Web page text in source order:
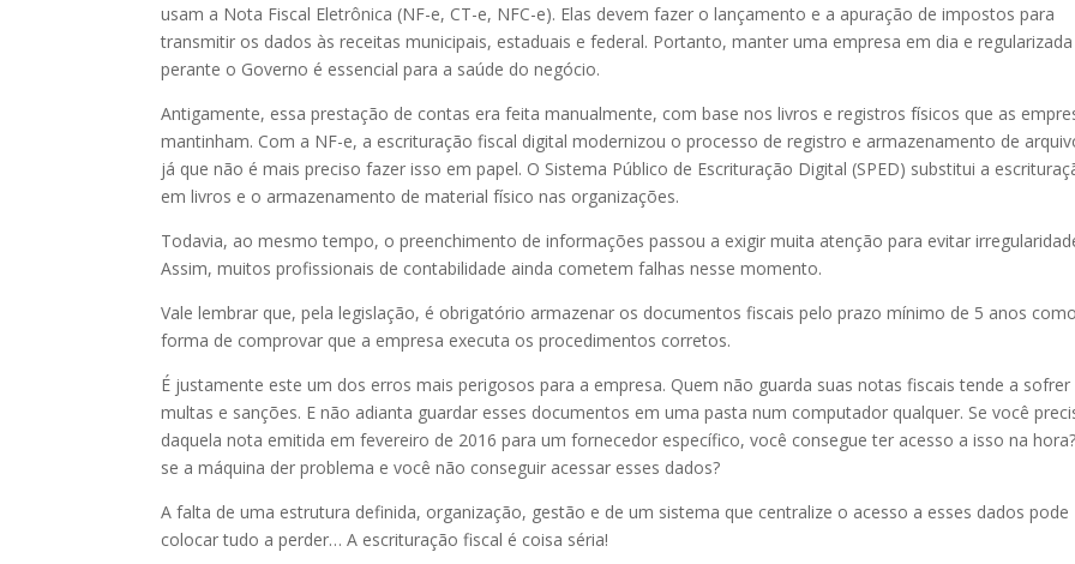
usam a Nota Fiscal Eletrônica (NF-e, CT-e, NFC-e). Elas devem fazer o lançamento e a apuração de impostos para
transmitir os dados às receitas municipais, estaduais e federal. Portanto, manter uma empresa em dia e regularizada
perante o Governo é essencial para a saúde do negócio.
Antigamente, essa prestação de contas era feita manualmente, com base nos livros e registros físicos que as
mantinham. Com a NF-e, a escrituração fiscal digital modernizou o processo de registro e armazenamento de
já que não é mais preciso fazer isso em papel. O Sistema Público de Escrituração Digital (SPED) substitui a
em livros e o armazenamento de material físico nas organizações.
Todavia, ao mesmo tempo, o preenchimento de informações passou a exigir muita atenção para evitar
Assim, muitos profissionais de contabilidade ainda cometem falhas nesse momento.
Vale lembrar que, pela legislação, é obrigatório armazenar os documentos fiscais pelo prazo mínimo de 5 anos como
forma de comprovar que a empresa executa os procedimentos corretos.
É justamente este um dos erros mais perigosos para a empresa. Quem não guarda suas notas fiscais tende a sofrer
multas e sanções. E não adianta guardar esses documentos em uma pasta num computador qualquer. Se você
daquela nota emitida em fevereiro de 2016 para um fornecedor específico, você consegue ter acesso a isso na
se a máquina der problema e você não conseguir acessar esses dados?
A falta de uma estrutura definida, organização, gestão e de um sistema que centralize o acesso a esses dados pode
colocar tudo a perder… A escrituração fiscal é coisa séria!